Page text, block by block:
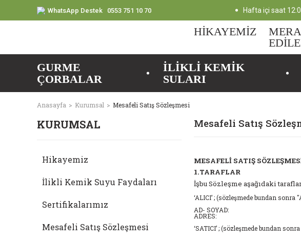
WhatsApp Destek 0553 751 10 70 Hafta içi saat
HİKAYEMİZ
GURME
ÇORBALAR
İLİKLİ KEMİK
SULARI
Anasayfa Kurumsal Mesafeli Satış Sözleşmesi
KURUMSAL
Hikayemiz
İlikli Kemik Suyu Faydaları
Sertifikalarımız
Mesafeli Satış Sözleşmesi
Mesafeli Satış
MESAFELİ SATIŞ
1.TARAFLAR
İşbu Sözleşme aşağıdaki
‘ALICI’ ; (sözleşmede bundan sonra
AD- SOYAD:
ADRES:
‘SATICI’ ; (sözleşmede bundan